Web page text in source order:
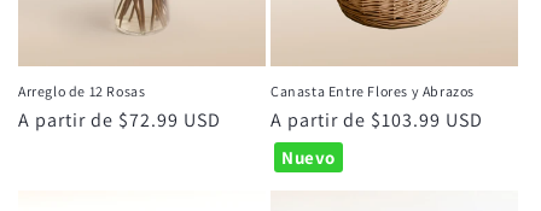
Arreglo de 12 Rosas
Precio
A partir de $72.99 USD
Canasta Entre Flores y Abrazos
Precio
habitual
A partir de $103.99 USD
Nuevo